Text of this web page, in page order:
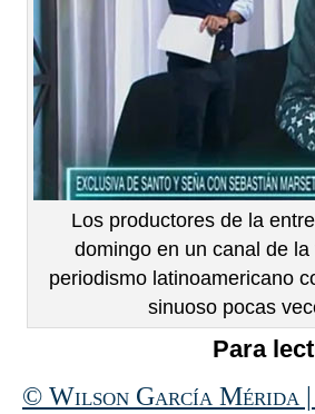
Los productores de la
domingo en un canal de
periodismo latinoamericano
sinuoso pocas
Para
© Wilson García Mérida |